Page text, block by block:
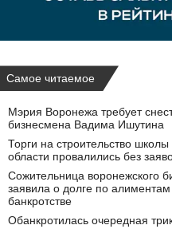
Самое читаемое
Мэрия Воронежа требует
бизнесмена Вадима Ишутина
Торги на строительство
области провалились без
Сожительница воронежского
заявила о долге по
банкротстве
Обанкротилась очередная